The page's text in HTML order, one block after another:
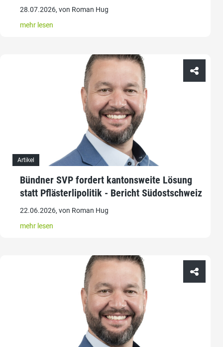
28.07.2026, von Roman Hug
mehr lesen
Artikel
Bündner SVP fordert kantonsweite Lösung
statt Pflästerlipolitik - Bericht Südostschweiz
22.06.2026, von Roman Hug
mehr lesen